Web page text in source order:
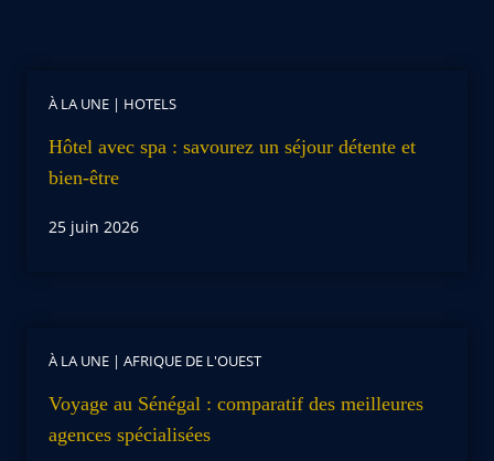
À LA UNE | HOTELS
Hôtel avec spa : savourez un séjour détente et
bien-être
25 juin 2026
À LA UNE | AFRIQUE DE L'OUEST
Voyage au Sénégal : comparatif des meilleures
agences spécialisées